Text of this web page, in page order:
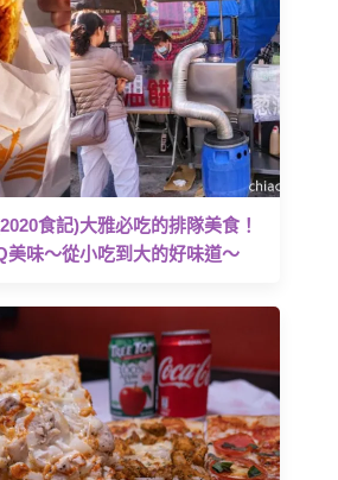
食記)大雅必吃的排隊美食！
美味～從小吃到大的好味道～